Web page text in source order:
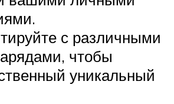
с различными
чтобы
уникальный